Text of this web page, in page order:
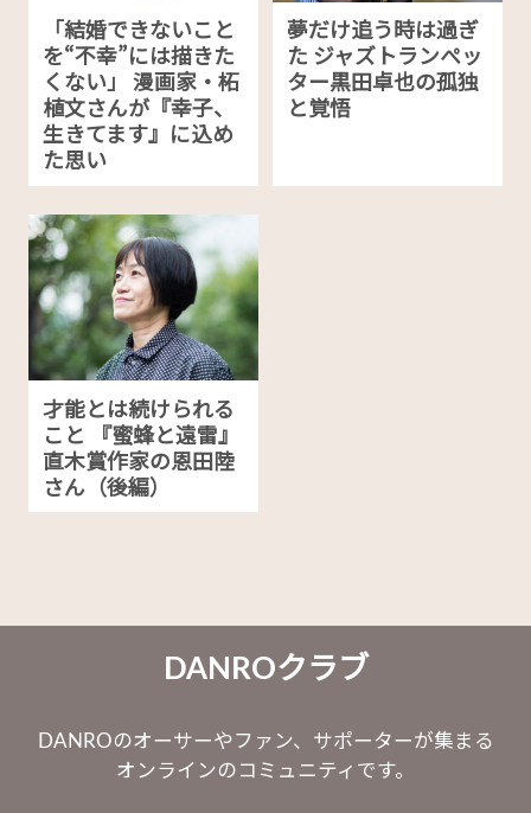
「結婚できないこと
を“不幸”には描きた
くない」 漫画家・柘
植文さんが『幸子、
生きてます』に込め
た思い
夢だけ追う時は過ぎ
た ジャズトランぺッ
ター黒田卓也の孤独
と覚悟
才能とは続けられる
こと 『蜜蜂と遠雷』
直木賞作家の恩田陸
さん（後編）
DANROクラブ
DANROのオーサーやファン、サポーターが集まる
オンラインのコミュニティです。